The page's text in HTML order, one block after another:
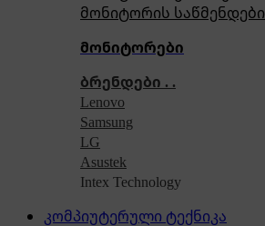
მონიტორის საწმენდები
მონიტორები
ბრენდები . .
Lenovo
Samsung
LG
Asustek
Intex Technology
კომპიუტერული ტექნიკა